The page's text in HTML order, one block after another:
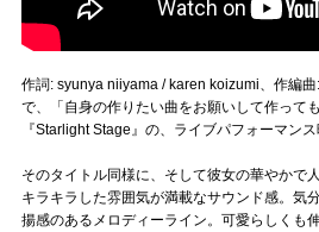
作詞: syunya niiyama / karen koizumi、作編
で、「自身の作りたい曲をお願いして作って
『Starlight Stage』の、ライブパフォーマンス
そのタイトル同様に、そして彼女の華やかで
キラキラした雰囲気が満載なサウンド感。気
揚感のあるメロディーライン。可愛らしくも